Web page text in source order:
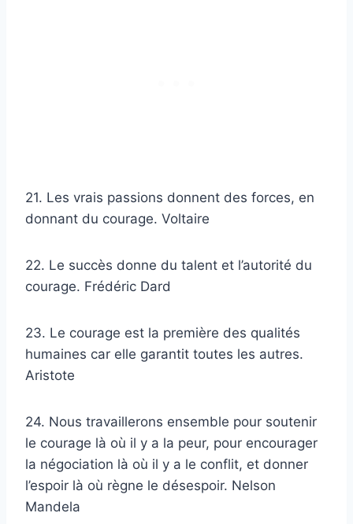
21. Les vrais passions donnent des forces, en
donnant du courage. Voltaire
22. Le succès donne du talent et l’autorité du
courage. Frédéric Dard
23. Le courage est la première des qualités
humaines car elle garantit toutes les autres.
Aristote
24. Nous travaillerons ensemble pour soutenir
le courage là où il y a la peur, pour encourager
la négociation là où il y a le conflit, et donner
l’espoir là où règne le désespoir. Nelson
Mandela